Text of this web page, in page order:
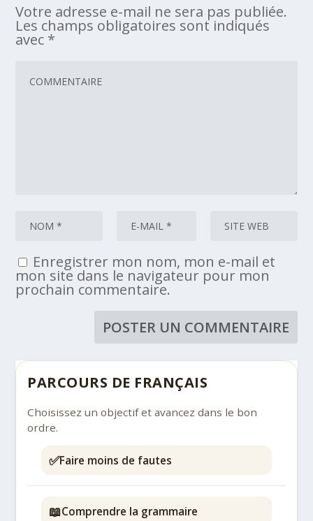
Votre adresse e-mail ne sera pas publiée.
Les champs obligatoires sont indiqués
avec *
Enregistrer mon nom, mon e-mail et
mon site dans le navigateur pour mon
prochain commentaire.
PARCOURS DE FRANÇAIS
Choisissez un objectif et avancez dans le bon
ordre.
✅Faire moins de fautes
📖Comprendre la grammaire